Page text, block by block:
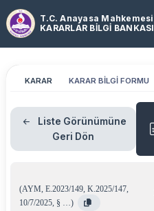
T.C. Anayasa Mahkemesi
KARARLAR BİLGİ BANKASI
KARAR KARAR BİLGİ FORMU
Liste Görünümüne
Geri Dön
(AYM, E.2023/149, K.2025/147,
10/7/2025, § …)